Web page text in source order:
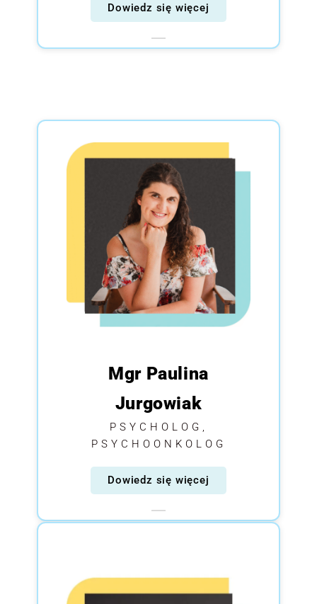
Dowiedz się więcej
Mgr Paulina
Jurgowiak
PSYCHOLOG,
PSYCHOONKOLOG
Dowiedz się więcej